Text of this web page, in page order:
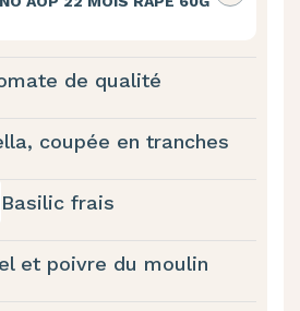
de qualité
coupée en tranches
Basilic frais
et poivre du moulin